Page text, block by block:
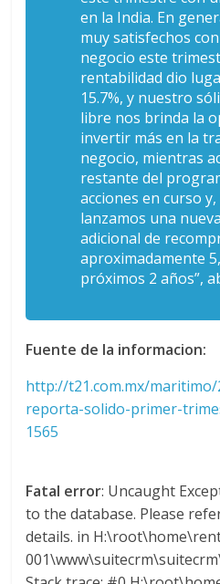
m
b
a
en la India. En
muy satisfechos
negocio este
rentabilidad dio
15.7%, y nuestro
libre nos brinda la
invertir más en la
negocio, mientras
restante del
acciones en curso
lanzamos una
adicional de
aproximadamente
próximos 2 años”,
Fuente de la informacion:
http://t21.com.mx/
reporta-solido-primer-
1565
Fatal error: Uncaught
to the database. Please
details. in